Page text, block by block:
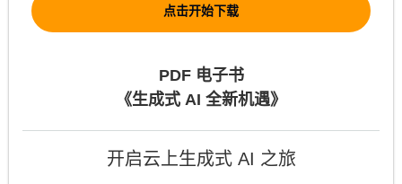
点击开始下载
PDF 电子书
《生成式 AI 全新机遇》
开启云上生成式 AI 之旅